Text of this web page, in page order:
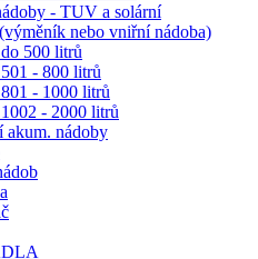
- TUV a solární
nebo vniřní nádoba)
500 litrů
- 800 litrů
- 1000 litrů
- 2000 litrů
akum. nádoby